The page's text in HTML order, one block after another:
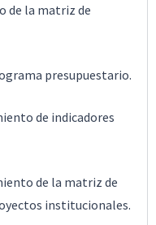
de la matriz de
presupuestario.
de indicadores
de la matriz de
institucionales.